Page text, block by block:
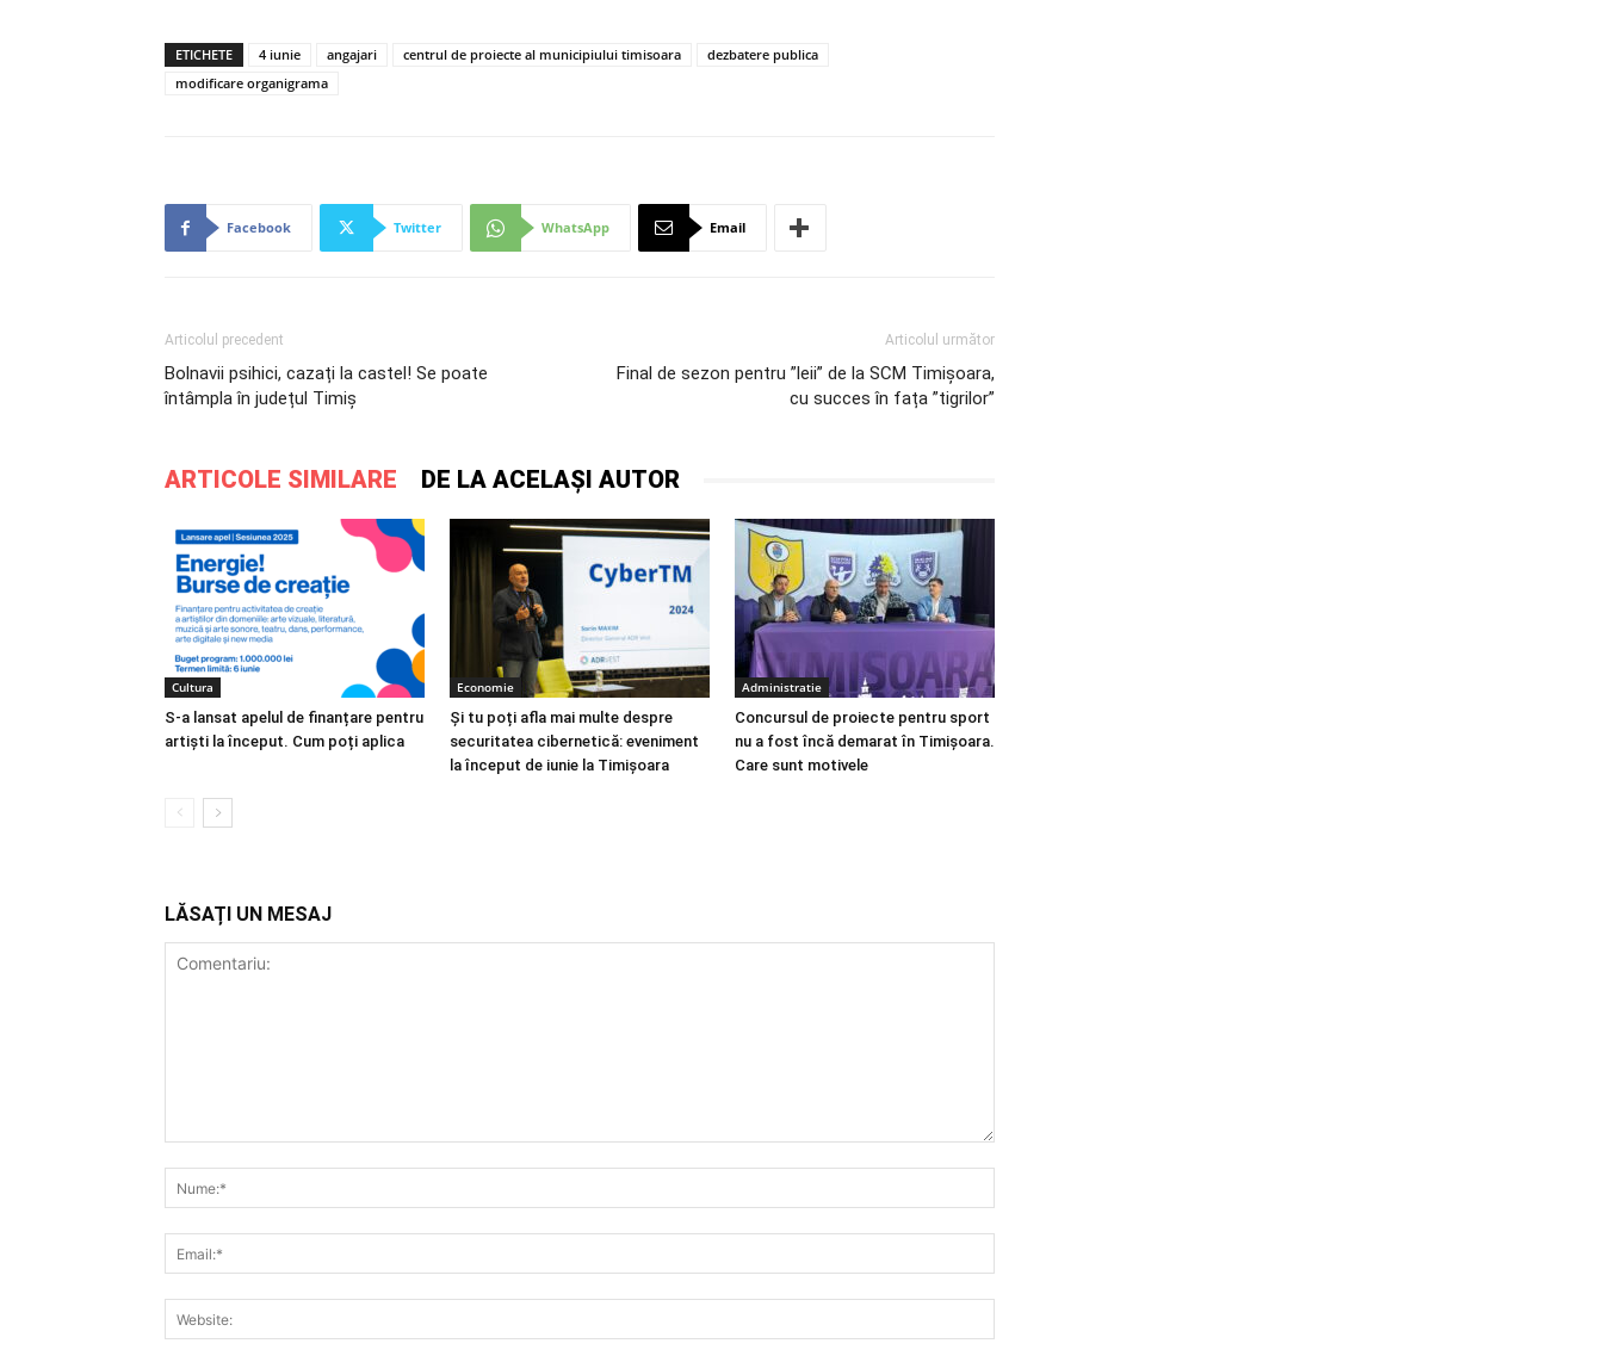
ETICHETE 4 iunie angajari centrul de proiecte al municipiului timisoara
dezbatere publica
modificare organigrama
Facebook Twitter WhatsApp Email
Articolul precedent
Bolnavii psihici, cazați la castel! Se poate
întâmpla în județul Timiș
Articolul următor
Final de sezon pentru ”leii” de la SCM Timișoara,
cu succes în fața ”tigrilor”
ARTICOLE SIMILARE DE LA ACELAȘI AUTOR
Cultura
S-a lansat apelul de finanțare pentru
artiști la început. Cum poți aplica
Economie
Și tu poți afla mai multe despre
securitatea cibernetică: eveniment
la început de iunie la Timișoara
Administratie
Concursul de proiecte pentru sport
nu a fost încă demarat în Timișoara.
Care sunt motivele
LĂSAȚI UN MESAJ